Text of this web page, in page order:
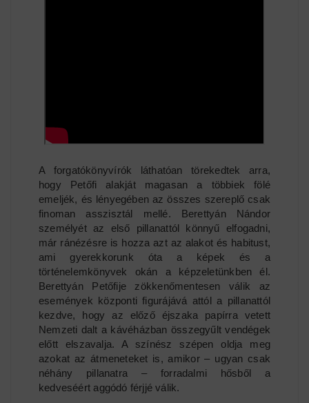
A forgatókönyvírók láthatóan törekedtek arra,
hogy Petőfi alakját magasan a többiek fölé
emeljék, és lényegében az összes szereplő csak
finoman asszisztál mellé. Berettyán Nándor
személyét az első pillanattól könnyű elfogadni,
már ránézésre is hozza azt az alakot és habitust,
ami gyerekkorunk óta a képek és a
történelemkönyvek okán a képzeletünkben él.
Berettyán Petőfije zökkenőmentesen válik az
események központi figurájává attól a pillanattól
kezdve, hogy az előző éjszaka papírra vetett
Nemzeti dalt a kávéházban összegyűlt vendégek
előtt elszavalja. A színész szépen oldja meg
azokat az átmeneteket is, amikor – ugyan csak
néhány pillanatra – forradalmi hősből a
kedveséért aggódó férjjé válik.